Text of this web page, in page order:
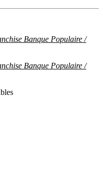
Banque Populaire /
Banque Populaire /